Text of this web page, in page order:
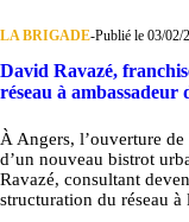
LA BRIGADE-Publié le 03/02/
David Ravazé,
réseau à ambassadeur
À Angers, l’ouverture
d’un nouveau bistrot
Ravazé, consultant
structuration du réseau à